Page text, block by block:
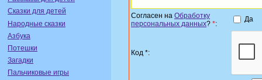
Сказки для детей
Народные сказки
Азбука
Потешки
Загадки
Пальчиковые игры
Согласен на Обработку
персональных данных? *:
Да
Код *: